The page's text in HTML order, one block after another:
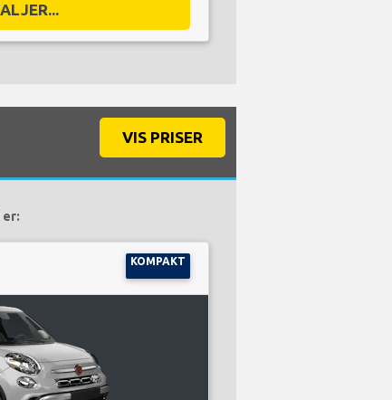
VIS PRISER
er:
KOMPAKT